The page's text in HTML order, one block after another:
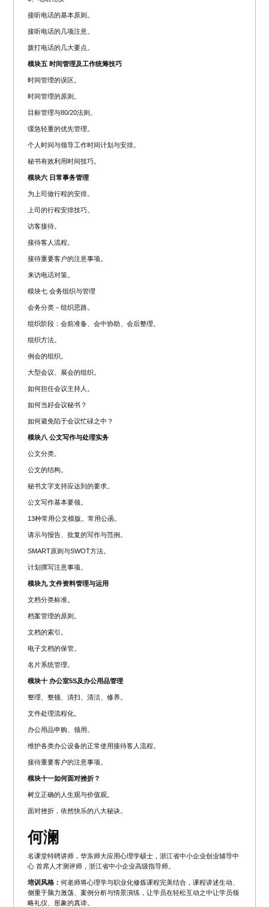
接听电话的基本原则。
接听电话的几项注意。
拨打电话的几大要点。
模块五 时间管理及工作统筹技巧
时间管理的误区。
时间管理的原则。
目标管理与80/20法则。
缓急轻重的优先管理。
个人时间与领导工作时间计划与安排。
秘书有效利用时间技巧。
模块六 日常事务管理
为上司做行程的安排。
上司的行程安排技巧。
访客接待。
接待客人流程。
接待重要客户的注意事项。
来访电话对策。
模块七 会务组织与管理
会务分类－组织思路。
组织阶段：会前准备、会中协助、会后整理。
组织方法。
例会的组织。
大型会议、展会的组织。
如何担任会议主持人。
如何当好会议秘书？
如何避免陷于会议忙碌之中？
模块八 公文写作与处理实务
公文分类。
公文的结构。
秘书文字支持应达到的要求。
公文写作基本要领。
13种常用公文模版。常用公函。
请示与报告、批复的写作与范例。
SMART原则与SWOT方法。
计划撰写注意事项。
模块九 文件资料管理与运用
文档分类标准。
档案管理的原则。
文档的索引。
电子文档的保管。
名片系统管理。
模块十 办公室5S及办公用品管理
整理、整顿、清扫、清洁、修养。
文件处理流程化。
办公用品申购、领用。
维护各类办公设备的正常使用接待客人流程。
接待重要客户的注意事项。
模块十一如何面对挫折？
树立正确的人生观与价值观。
面对挫折，依然快乐的八大秘诀。
何澜
名课堂特聘讲师，华东师大应用心理学硕士，浙江省中小企业创业辅导中
心 首席人才测评师，浙江省中小企业高级指导师。
培训风格： 何老师将心理学与职业化修炼课程完美结合，课程讲述生动、
侧重于脑力激荡、案例分析与情景演练，让学员在轻松互动之中让学员领
略礼仪、形象的真谛。